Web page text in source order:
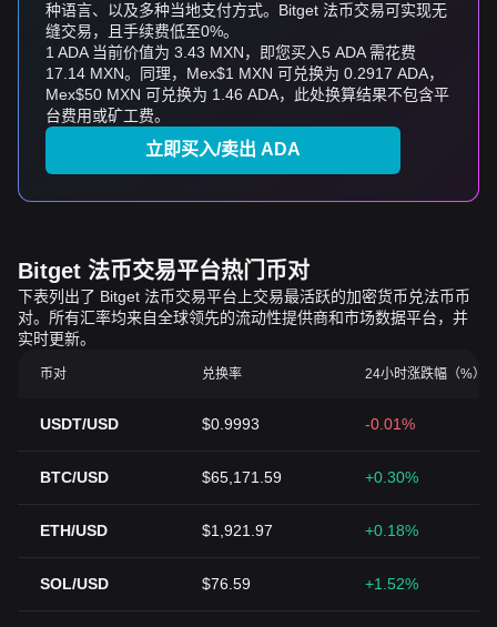
种语言、以及多种当地支付方式。Bitget 法币交易可实现无
缝交易，且手续费低至0%。
1 ADA 当前价值为 3.43 MXN，即您买入5 ADA 需花费
17.14 MXN。同理，Mex$1 MXN 可兑换为 0.2917 ADA，
Mex$50 MXN 可兑换为 1.46 ADA，此处换算结果不包含平
台费用或矿工费。
立即买入/卖出 ADA
Bitget 法币交易平台热门币对
下表列出了 Bitget 法币交易平台上交易最活跃的加密货币兑法币币
对。所有汇率均来自全球领先的流动性提供商和市场数据平台，并
实时更新。
币对 兑换率 24小时涨跌幅（%）
USDT/USD $0.9993 -0.01%
BTC/USD $65,171.59 +0.30%
ETH/USD $1,921.97 +0.18%
SOL/USD $76.59 +1.52%